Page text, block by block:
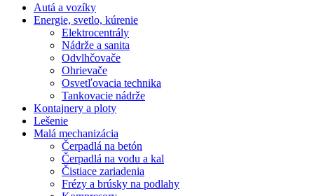
Autá a vozíky
Energie, svetlo, kúrenie
Elektrocentrály
Nádrže a sanita
Odvlhčovače
Ohrievače
Osvetľovacia technika
Tankovacie nádrže
Kontajnery a ploty
Lešenie
Malá mechanizácia
Čerpadlá na betón
Čerpadlá na vodu a kal
Čistiace zariadenia
Frézy a brúsky na podlahy